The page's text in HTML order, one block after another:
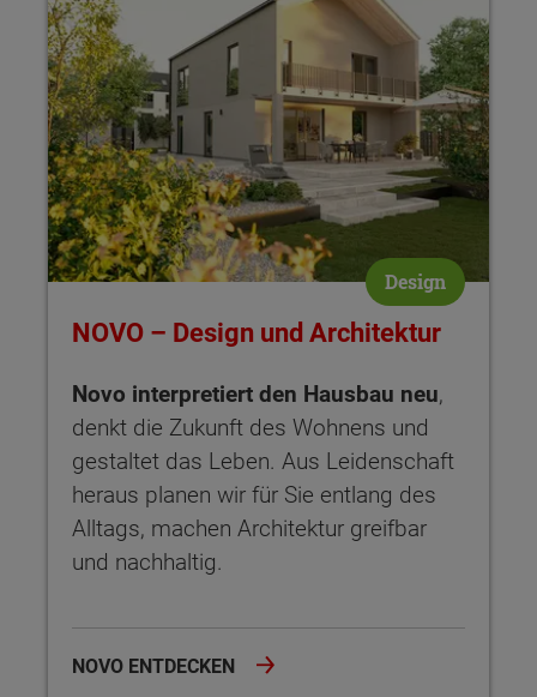
Design
NOVO – Design und Architektur
Novo interpretiert den Hausbau neu,
denkt die Zukunft des Wohnens und
gestaltet das Leben. Aus Leidenschaft
heraus planen wir für Sie entlang des
Alltags, machen Architektur greifbar
und nachhaltig.
NOVO ENTDECKEN